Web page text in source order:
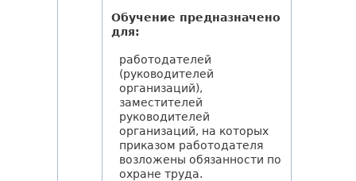
Обучение предназначено
для:
работодателей
(руководителей
организаций),
заместителей
руководителей
организаций, на которых
приказом работодателя
возложены обязанности по
охране труда.